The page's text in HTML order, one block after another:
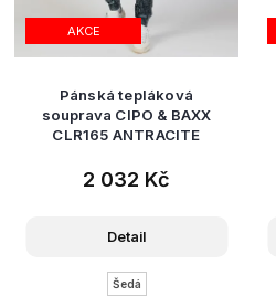
AKCE
Pánská tepláková
souprava CIPO & BAXX
CLR165 ANTRACITE
2 032 Kč
Detail
Šedá